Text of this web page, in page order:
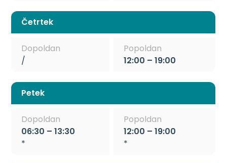
Četrtek
Dopoldan
/
Popoldan
12:00 – 19:00
Petek
Dopoldan
06:30 – 13:30
*
Popoldan
12:00 – 19:00
*